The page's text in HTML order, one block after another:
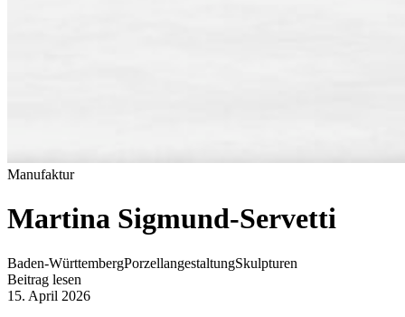
Manufaktur
Martina Sigmund-Servetti
Baden-WürttembergPorzellangestaltungSkulpturen
Beitrag lesen
15. April 2026